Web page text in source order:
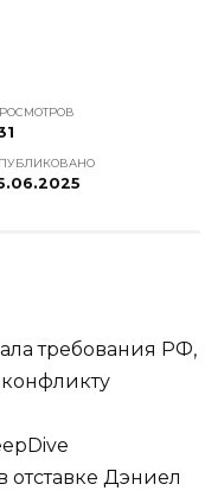
требования РФ,
Дэниел